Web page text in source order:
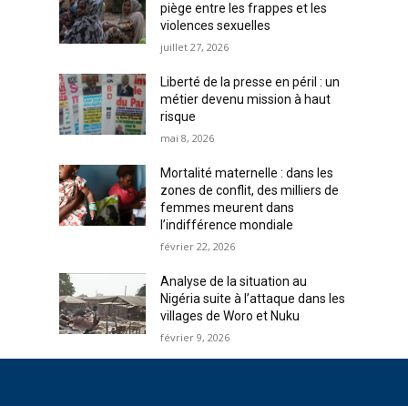
piège entre les frappes et les
violences sexuelles
juillet 27, 2026
Liberté de la presse en péril : un
métier devenu mission à haut
risque
mai 8, 2026
Mortalité maternelle : dans les
zones de conflit, des milliers de
femmes meurent dans
l’indifférence mondiale
février 22, 2026
Analyse de la situation au
Nigéria suite à l’attaque dans les
villages de Woro et Nuku
février 9, 2026